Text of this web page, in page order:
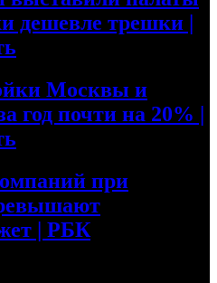
дешевле трешки |
Москвы и
год почти на 20% |
при
| РБК